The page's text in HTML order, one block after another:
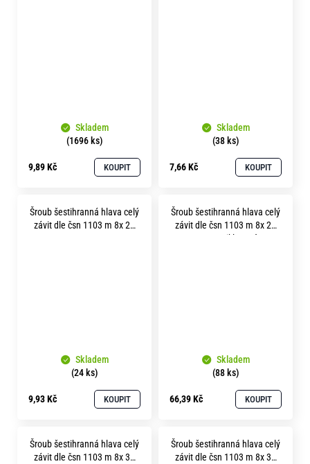
Skladem
(1696 ks)
9,89 Kč KOUPIT
Skladem
(38 ks)
7,66 Kč KOUPIT
Šroub šestihranná hlava celý
závit dle čsn 1103 m 8x 20
Skladem
(24 ks)
9,93 Kč KOUPIT
Šroub šestihranná hlava celý
závit dle čsn 1103 m 8x 20
mosaz niklovaný
Skladem
(88 ks)
66,39 Kč KOUPIT
Šroub šestihranná hlava celý
závit dle čsn 1103 m 8x 30
Šroub šestihranná hlava celý
závit dle čsn 1103 m 8x 35